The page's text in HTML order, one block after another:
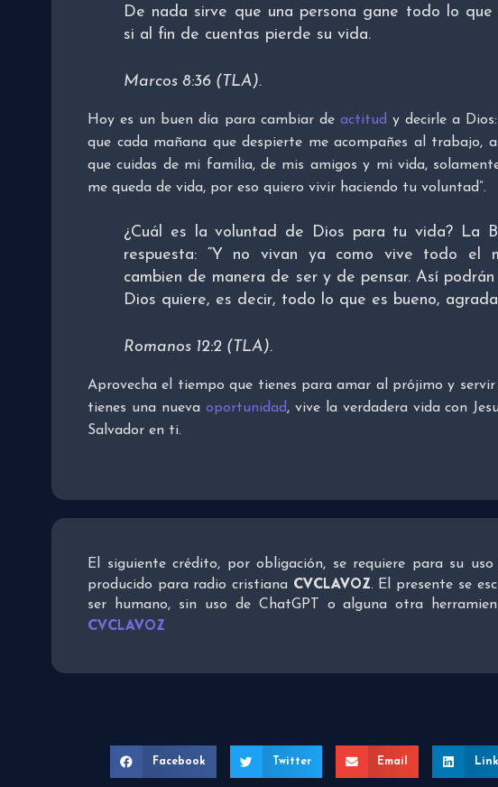
De nada sirve que una persona gane todo lo que
si al fin de cuentas pierde su vida.
Marcos 8:36 (TLA).
Hoy es un buen día para cambiar de actitud y decirle a
que cada mañana que despierte me acompañes al trabajo,
que cuidas de mi familia, de mis amigos y mi vida,
me queda de vida, por eso quiero vivir haciendo tu voluntad”.
¿Cuál es la voluntad de Dios para tu vida? La
respuesta: “Y no vivan ya como vive todo el
cambien de manera de ser y de pensar. Así
Dios quiere, es decir, todo lo que es bueno,
Romanos 12:2 (TLA).
Aprovecha el tiempo que tienes para amar al prójimo y
tienes una nueva oportunidad, vive la verdadera vida con
Salvador en ti.
El siguiente crédito, por obligación, se requiere para su
producido para radio cristiana CVCLAVOZ. El presente se
ser humano, sin uso de ChatGPT o alguna otra
CVCLAVOZ
Facebook Twitter Email